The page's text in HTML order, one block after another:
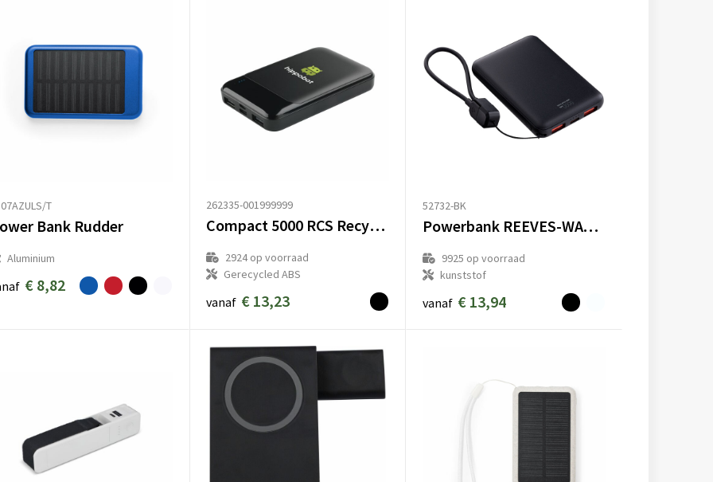
T
Bank Rudder
Aluminium
€ 8,82
262335-001999999
Compact 5000 RCS Recycled ABS Powerbank
2924op voorraad
Gerecycled ABS
vanaf € 13,23
52732-BK
Powerbank REEVES-WATTRON CORE V
9925 op voorraad
kunststof
vanaf € 13,94